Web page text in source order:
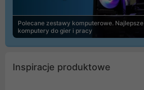
Polecane zestawy komputerowe. Najlepsze
komputery do gier i pracy
Inspiracje produktowe